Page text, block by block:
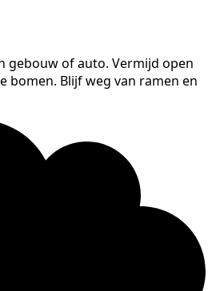
gebouw of auto. Vermijd open
bomen. Blijf weg van ramen en